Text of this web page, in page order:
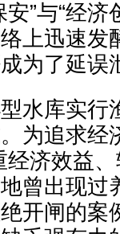
”与“经济
上迅速发
为了延误
库实行
为追求经
济效益
曾出现过
开闸的案